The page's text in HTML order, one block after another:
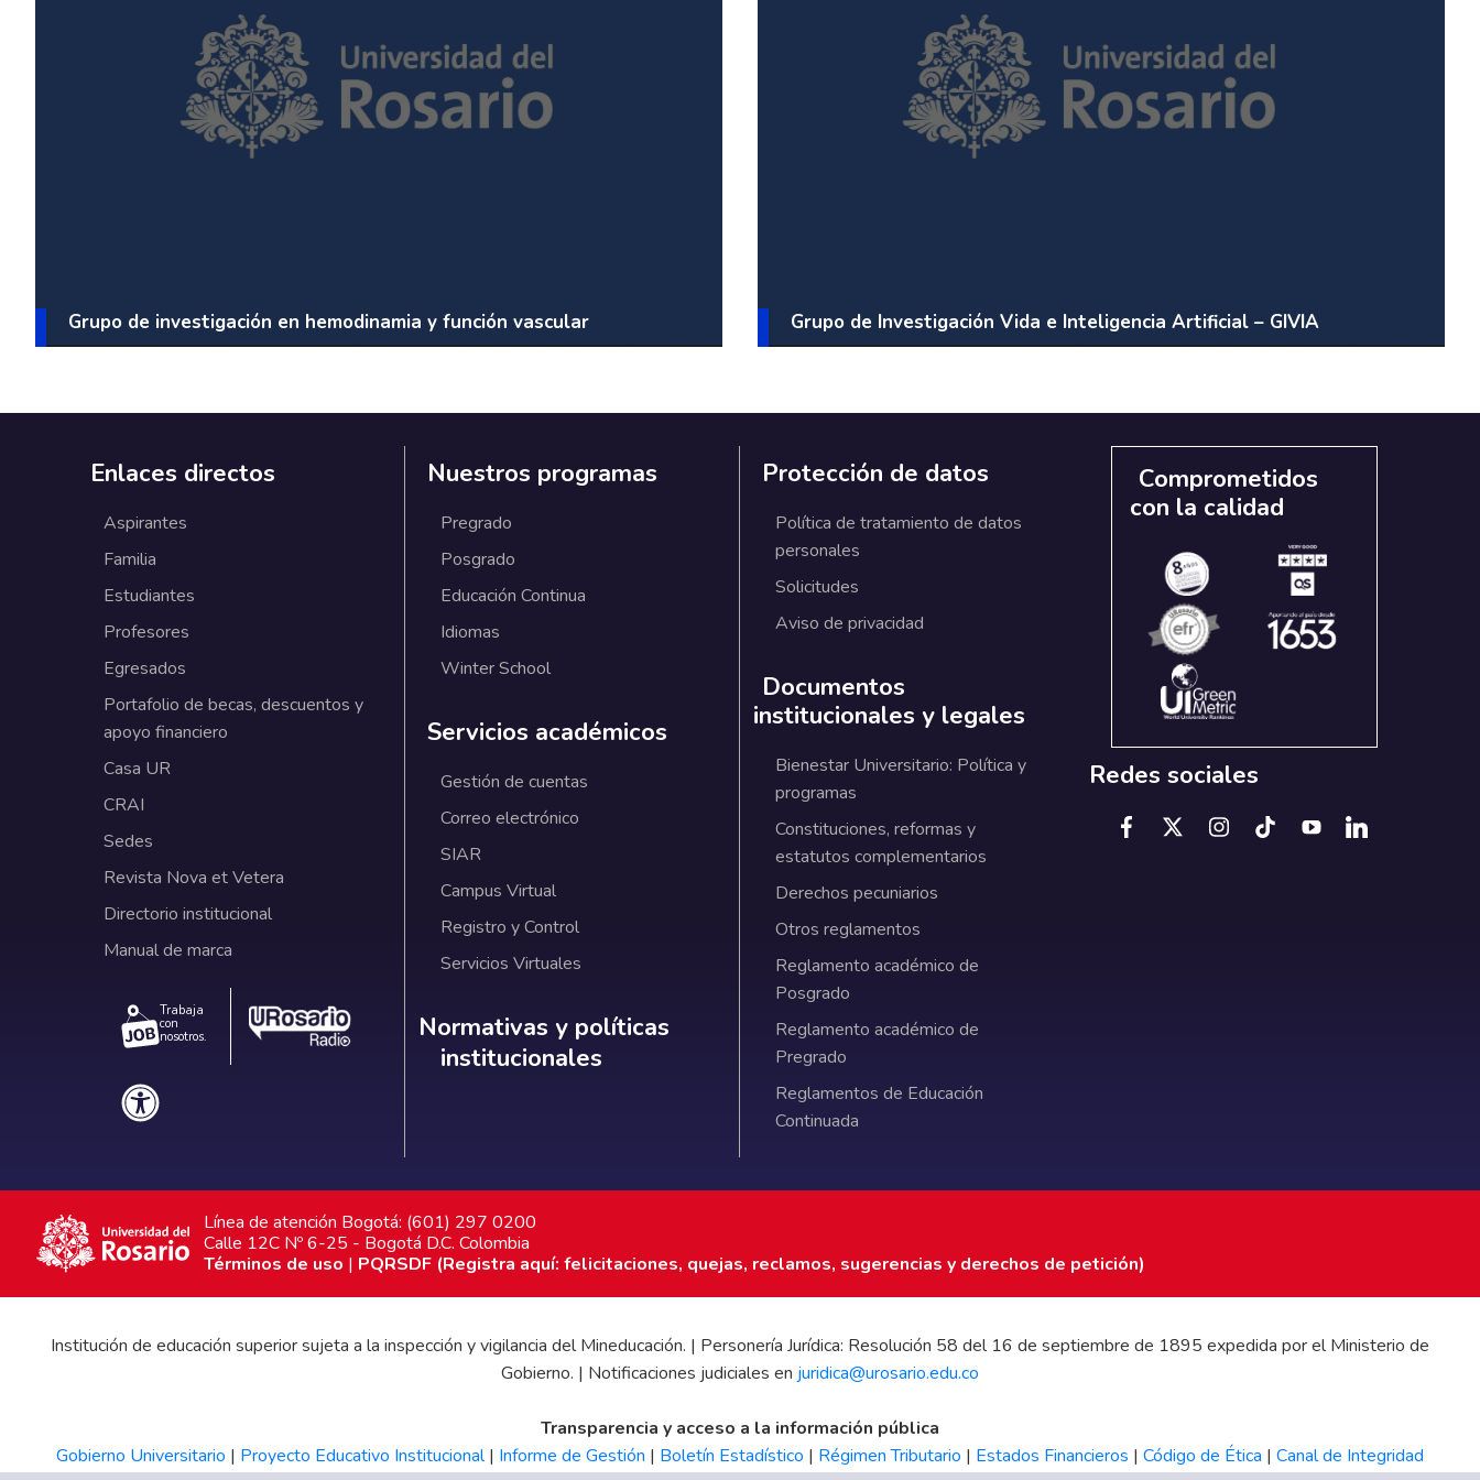
Grupo de investigación en hemodinamia y función vascular Grupo de Investigación Vida e Inteligencia Artificial – GIVIA
Enlaces directos
Aspirantes
Familia
Estudiantes
Profesores
Egresados
Portafolio de becas, descuentos y
apoyo financiero
Casa UR
CRAI
Sedes
Revista Nova et Vetera
Directorio institucional
Manual de marca
Trabaja
con
nosotros.
Nuestros programas
Pregrado
Posgrado
Educación Continua
Idiomas
Winter School
Servicios académicos
Gestión de cuentas
Correo electrónico
SIAR
Campus Virtual
Registro y Control
Servicios Virtuales
Normativas y políticas institucionales
Normativas y políticas
institucionales
Protección de datos
Política de tratamiento de datos
personales
Solicitudes
Aviso de privacidad
Documentos
institucionales y legales
Bienestar Universitario: Política y
programas
Constituciones, reformas y
estatutos complementarios
Derechos pecuniarios
Otros reglamentos
Reglamento académico de
Posgrado
Reglamento académico de
Pregrado
Reglamentos de Educación
Continuada
Comprometidos
con la calidad
Redes sociales
Línea de atención Bogotá: (601) 297 0200
Calle 12C Nº 6-25 - Bogotá D.C. Colombia
Términos de uso | PQRSDF (Registra aquí: felicitaciones, quejas, reclamos, sugerencias y derechos de petición)
Institución de educación superior sujeta a la inspección y vigilancia del Mineducación. | Personería Jurídica: Resolución 58 del 16 de septiembre de 1895 expedida por el Ministerio de
Gobierno. | Notificaciones judiciales en juridica@urosario.edu.co
Transparencia y acceso a la información pública
Gobierno Universitario | Proyecto Educativo Institucional| Informe de Gestión | Boletín Estadístico | Régimen Tributario | Estados Financieros | Código de Ética | Canal de Integridad